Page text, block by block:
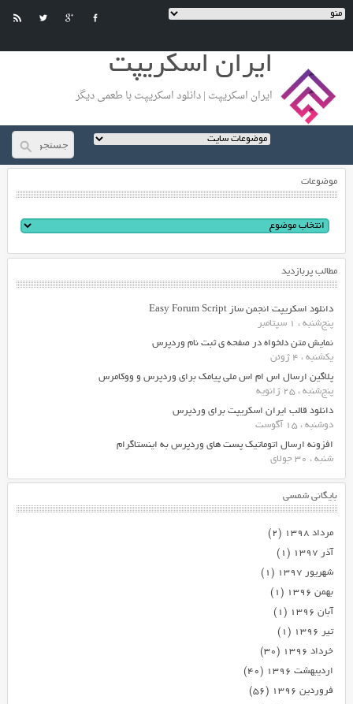
ایران اسکریپت
ایران اسکریپت | دانلود اسکریپت با طعمی دیگر
موضوعات
مطالب پربازدید
دانلود اسکریپت انجمن ساز Easy Forum Script
پنج‌شنبه ، 1 سپتامبر
نمایش متن دلخواه در صفحه ی ثبت نام وردپرس
یکشنبه ، 4 ژوئن
پلاگین ارسال اس ام اس ملی پیامک برای وردپرس و ووکامرس
پنج‌شنبه ، 25 ژانویه
دانلود قالب ایران اسکریپت برای وردپرس
دوشنبه ، 15 آگوست
افزونه ارسال اتوماتیک پست های وردپرس به اینستاگرام
شنبه ، 30 جولای
بایگانی شمسی
مرداد ۱۳۹۸
(۲)
آذر ۱۳۹۷
(۱)
شهریور ۱۳۹۷
(۱)
بهمن ۱۳۹۶
(۱)
آبان ۱۳۹۶
(۱)
تیر ۱۳۹۶
(۱)
خرداد ۱۳۹۶
(۳۰)
اردیبهشت ۱۳۹۶
(۴۰)
فروردین ۱۳۹۶
(۵۶)